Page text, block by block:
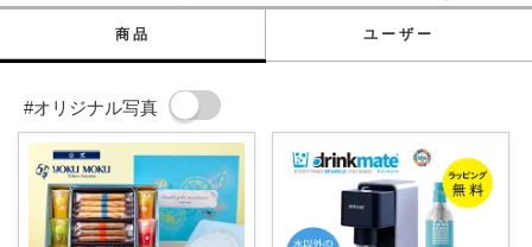
商品 ユーザー
#オリジナル写真